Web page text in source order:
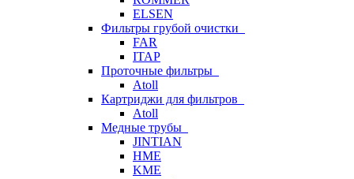
ELSEN
Фильтры грубой очистки
FAR
ITAP
Проточные фильтры
Atoll
Картриджи для фильтров
Atoll
Медные трубы
JINTIAN
HME
KME